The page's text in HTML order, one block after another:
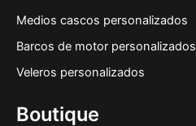
Medios cascos personalizados
Barcos de motor personalizados
Veleros personalizados
Boutique